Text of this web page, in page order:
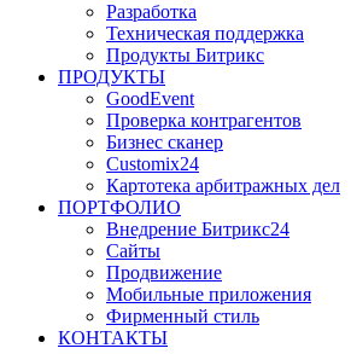
Разработка
Техническая поддержка
Продукты Битрикс
ПРОДУКТЫ
GoodEvent
Проверка контрагентов
Бизнес сканер
Customix24
Картотека арбитражных дел
ПОРТФОЛИО
Внедрение Битрикс24
Сайты
Продвижение
Мобильные приложения
Фирменный стиль
КОНТАКТЫ